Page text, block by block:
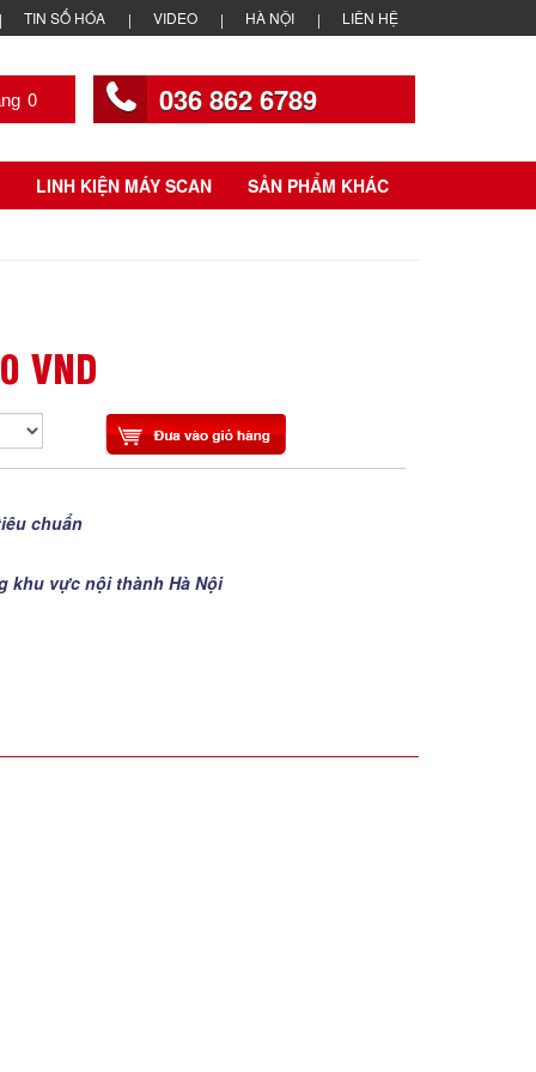
TIN SỐ HÓA VIDEO HÀ NỘI LIÊN HỆ
0 036 862 6789
LINH KIỆN MÁY SCAN SẢN PHẨM KHÁC
VND
chuẩn
khu vực nội thành Hà Nội